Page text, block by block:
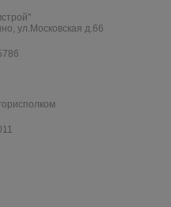
ул.Московская д.66